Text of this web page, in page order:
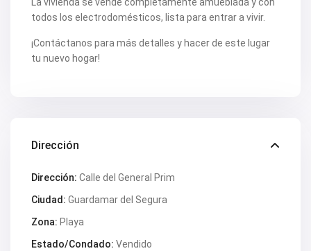
V2520
V2522
V2531
V2532
V2544
V2555
V2563
V2564
V2567
V2570
todos los electrodomésticos, lista para entrar a vivir.
¡Contáctanos para más detalles y hacer de este lugar
tu nuevo hogar!
Dirección
Dirección: Calle del General Prim
Ciudad: Guardamar del Segura
Zona: Playa
Estado/Condado: Vendido